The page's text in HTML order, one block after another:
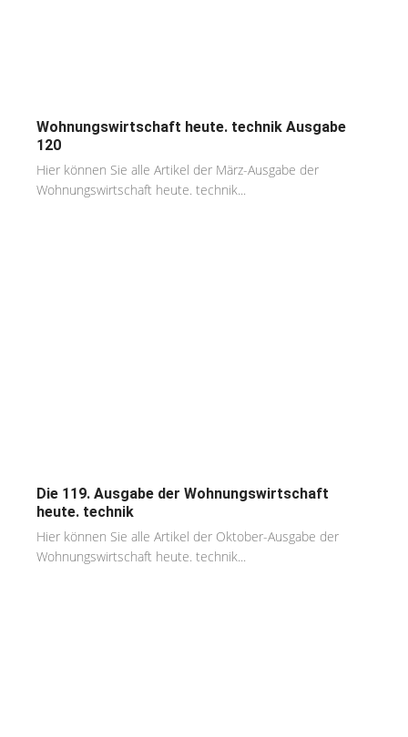
Wohnungswirtschaft heute. technik Ausgabe
120
Hier können Sie alle Artikel der März-Ausgabe der
Wohnungswirtschaft heute. technik...
Die 119. Ausgabe der Wohnungswirtschaft
heute. technik
Hier können Sie alle Artikel der Oktober-Ausgabe der
Wohnungswirtschaft heute. technik...